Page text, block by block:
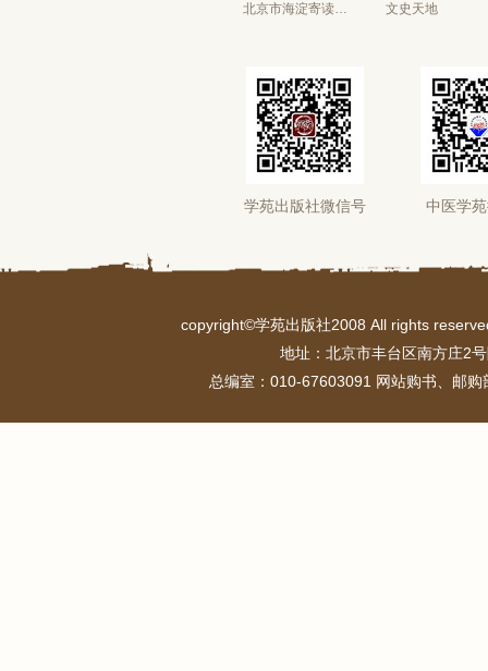
北京市海淀寄读学校
文史天地
学苑出版社微信号 中医学
copyright©学苑出版社2008 All rights
地址：北京市丰台区南方庄2
总编室：010-67603091 网站购书、邮